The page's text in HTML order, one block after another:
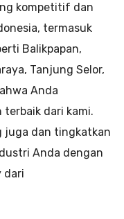
kompetitif dan
termasuk
Balikpapan,
Tanjung Selor,
Anda
dari kami.
juga dan tingkatkan
Anda dengan
dari